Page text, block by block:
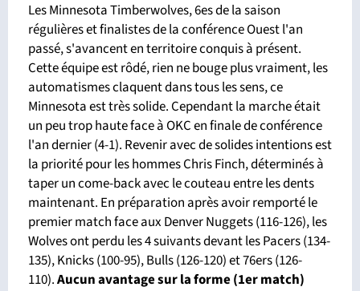
Les Minnesota Timberwolves, 6es de la saison
régulières et finalistes de la conférence Ouest l'an
passé, s'avancent en territoire conquis à présent.
Cette équipe est rôdé, rien ne bouge plus vraiment, les
automatismes claquent dans tous les sens, ce
Minnesota est très solide. Cependant la marche était
un peu trop haute face à OKC en finale de conférence
l'an dernier (4-1). Revenir avec de solides intentions est
la priorité pour les hommes Chris Finch, déterminés à
taper un come-back avec le couteau entre les dents
maintenant. En préparation après avoir remporté le
premier match face aux Denver Nuggets (116-126), les
Wolves ont perdu les 4 suivants devant les Pacers (134-
135), Knicks (100-95), Bulls (126-120) et 76ers (126-
110).Aucun avantage sur la forme (1er match)